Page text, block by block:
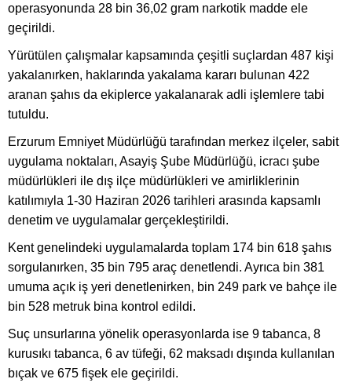
operasyonunda 28 bin 36,02 gram narkotik madde ele
geçirildi.
Yürütülen çalışmalar kapsamında çeşitli suçlardan 487 kişi
yakalanırken, haklarında yakalama kararı bulunan 422
aranan şahıs da ekiplerce yakalanarak adli işlemlere tabi
tutuldu.
Erzurum Emniyet Müdürlüğü tarafından merkez ilçeler, sabit
uygulama noktaları, Asayiş Şube Müdürlüğü, icracı şube
müdürlükleri ile dış ilçe müdürlükleri ve amirliklerinin
katılımıyla 1-30 Haziran 2026 tarihleri arasında kapsamlı
denetim ve uygulamalar gerçekleştirildi.
Kent genelindeki uygulamalarda toplam 174 bin 618 şahıs
sorgulanırken, 35 bin 795 araç denetlendi. Ayrıca bin 381
umuma açık iş yeri denetlenirken, bin 249 park ve bahçe ile
bin 528 metruk bina kontrol edildi.
Suç unsurlarına yönelik operasyonlarda ise 9 tabanca, 8
kurusıkı tabanca, 6 av tüfeği, 62 maksadı dışında kullanılan
bıçak ve 675 fişek ele geçirildi.